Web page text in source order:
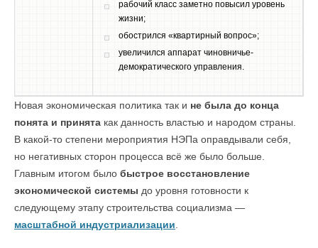
рабочий класс заметно повысил уровень
жизни;
обострился «квартирный вопрос»;
увеличился аппарат чиновничье-
демократического управления.
Новая экономическая политика так и не была до конца
понята и принята как данность властью и народом страны.
В какой-то степени мероприятия НЭПа оправдывали себя,
но негативных сторон процесса всё же было больше.
Главным итогом было быстрое восстановление
экономической системы до уровня готовности к
следующему этапу строительства социализма —
масштабной индустриализации